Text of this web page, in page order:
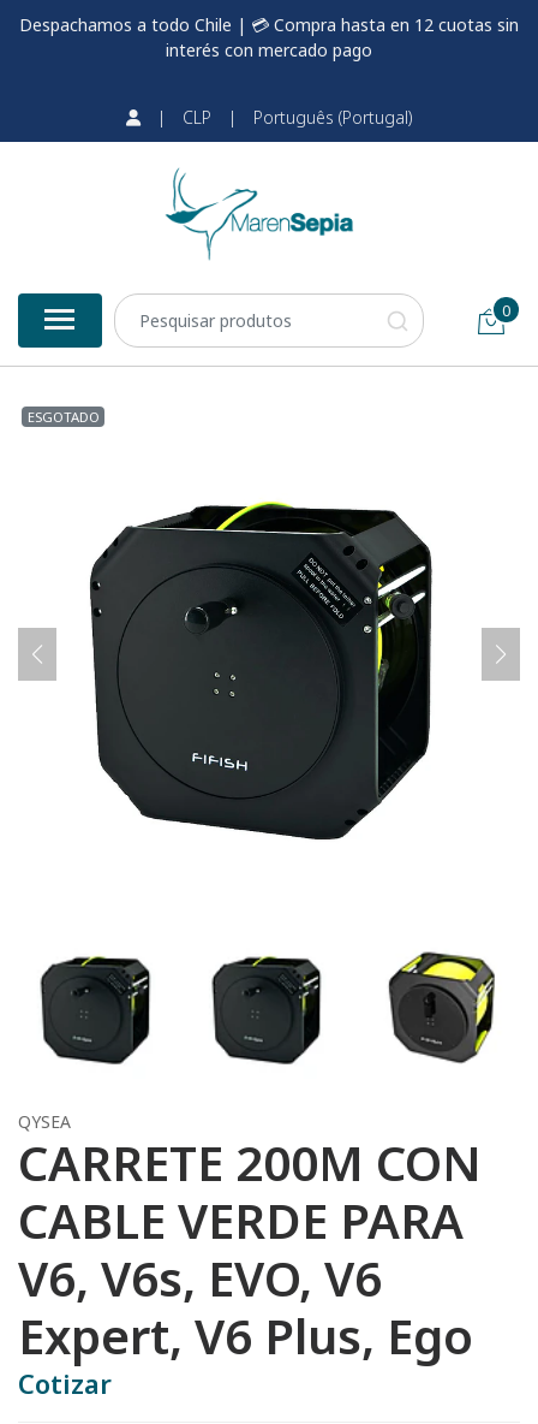
Despachamos a todo Chile | 💳 Compra hasta en 12 cuotas sin
interés con mercado pago
| CLP | Português (Portugal)
0
ESGOTADO
QYSEA
CARRETE 200M CON
CABLE VERDE PARA
V6, V6s, EVO, V6
Expert, V6 Plus, Ego
Cotizar